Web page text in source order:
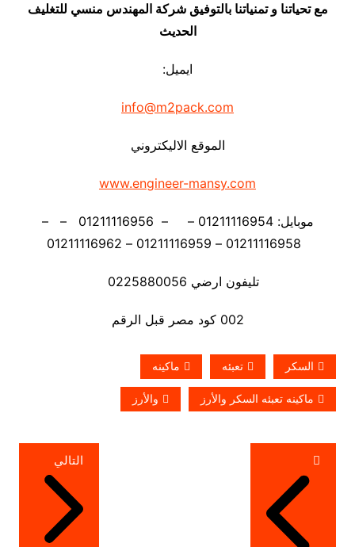
مع تحياتنا و تمنياتنا بالتوفيق شركة المهندس منسي للتغليف
الحديث
ايميل:
info@m2pack.com
الموقع الاليكتروني
www.engineer-mansy.com
موبايل: 01211116954 – – 01211116956 – –
تليفون ارضي 0225880056
002 كود مصر قبل الرقم
السكر تعبئه ماكينه
ماكينه تعبئه السكر والأرز والأرز
تصفّح
المقالات
التالي